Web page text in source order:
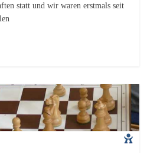
statt und wir waren erstmals seit